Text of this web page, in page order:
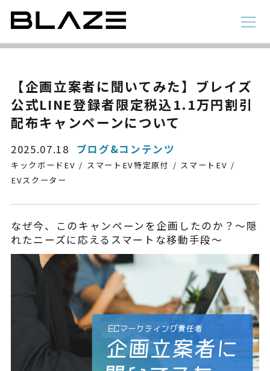
電動アシスト自転車
STYLE e-BIKE
電動アシスト自転車
¥225,454（税込¥248,000）
詳細を見る
近くの店舗を見る
4 輪
NEWS
【企画立案者に聞いてみた】ブレイズ
公式LINE登録者限定税込1.1万円割引
配布キャンペーンについて
2025.07.18 ブログ&コンテンツ
キックボードEV スマートEV特定原付
スマートEV
EVスクーター
なぜ今、このキャンペーンを企画したのか？〜隠
れたニーズに応えるスマートな移動手段〜